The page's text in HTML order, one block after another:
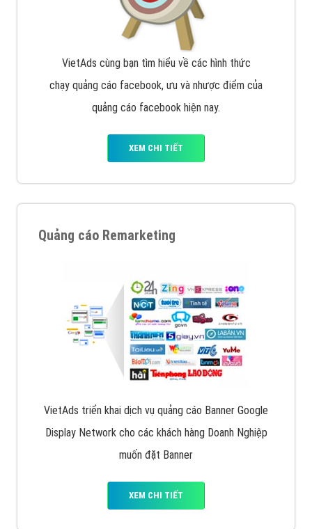
VietAds cùng bạn tìm hiểu về các hình thức
chạy quảng cáo facebook, ưu và nhược điểm của
quảng cáo facebook hiện nay.
XEM CHI TIẾT
Quảng cáo Remarketing
VietAds triển khai dịch vụ quảng cáo Banner Google
Display Network cho các khách hàng Doanh Nghiệp
muốn đặt Banner
XEM CHI TIẾT